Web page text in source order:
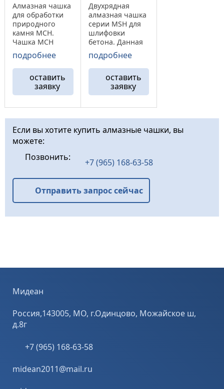
Алмазная чашка
для обработки
природного
камня MCH.
Чашка MCH
обладает
сплошной
кромкой и
отлично
сбалансирована.
Хорошо
о материала,
применяется
фасок и
торцов.
Алмазная чашка
серии MCH ...
подробнее
оставить
заявку
Двухрядная
алмазная чашка
серии MSH для
шлифовки
бетона. Данная
модель хорошо
сглаживает
любые
неровности,
убирает
наплывы и
работами и
бетонных пол.
Без труда
устранит
неровности,
после ...
подробнее
оставить
заявку
Если вы хотите купить алмазные чашки, вы
можете:
Позвонить:
+7 (965) 168-63-58
Отправить запрос сейчас
Мидеан
Россия,143005, МО, г.Одинцово, Можайское ш,
д.8г
+7 (965) 168-63-58
midean2011@mail.ru